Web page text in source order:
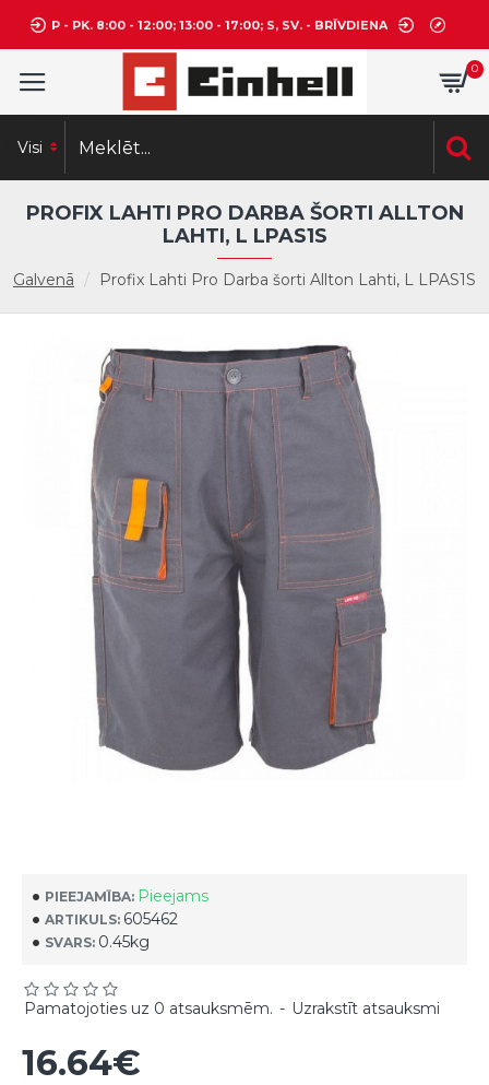
P - PK. 8:00 - 12:00; 13:00 - 17:00; S, SV. - BRĪVDIENA
0
Visi
Galvenā Profix Lahti Pro Darba šorti Allton Lahti, L LPAS1S
PROFIX LAHTI PRO DARBA ŠORTI ALLTON
LAHTI, L LPAS1S
PIEEJAMĪBA: Pieejams
ARTIKULS: 605462
SVARS: 0.45kg
Pamatojoties uz 0 atsauksmēm. - Uzrakstīt atsauksmi
16.64€